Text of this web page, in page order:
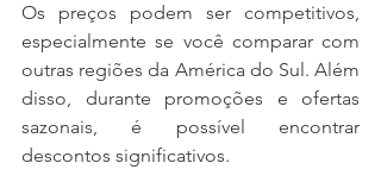
Os preços podem ser competitivos,
especialmente se você comparar com
outras regiões da América do Sul. Além
disso, durante promoções e ofertas
sazonais, é possível encontrar
descontos significativos.